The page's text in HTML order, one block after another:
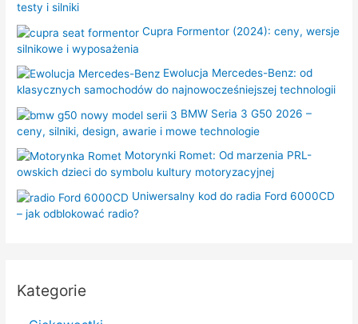
testy i silniki
Cupra Formentor (2024): ceny, wersje
silnikowe i wyposażenia
Ewolucja Mercedes-Benz: od
klasycznych samochodów do najnowocześniejszej technologii
BMW Seria 3 G50 2026 –
ceny, silniki, design, awarie i mowe technologie
Motorynki Romet: Od marzenia PRL-
owskich dzieci do symbolu kultury motoryzacyjnej
Uniwersalny kod do radia Ford 6000CD
– jak odblokować radio?
Kategorie